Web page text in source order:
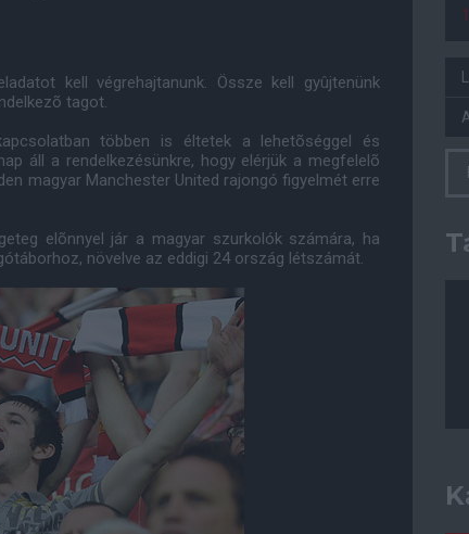
kell végrehajtanunk. Össze kell gyûjtenünk
tagot.
többen is éltetek a lehetõséggel és
áll a rendelkezésünkre, hogy elérjük a megfelelõ
magyar Manchester United rajongó figyelmét erre
elõnnyel jár a magyar szurkolók számára, ha
növelve az eddigi 24 ország létszámát.